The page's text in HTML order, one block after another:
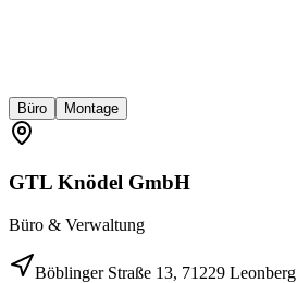
Büro Montage
GTL Knödel GmbH
Büro & Verwaltung
Böblinger Straße 13, 71229 Leonberg